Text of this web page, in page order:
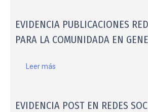
EVIDENCIA PUBLICACIONES
PARA LA COMUNIDADA EN
Leer más
EVIDENCIA POST EN REDES